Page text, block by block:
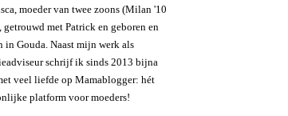
moeder van twee zoons (Milan '10
getrouwd met Patrick en geboren en
in Gouda. Naast mijn werk als
schrijf ik sinds 2013 bijna
veel liefde op Mamablogger: hét
platform voor moeders!